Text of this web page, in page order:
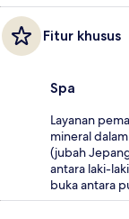
Fitur khusus
Spa
Layanan
mineral
(jubah
antara laki-
buka antara